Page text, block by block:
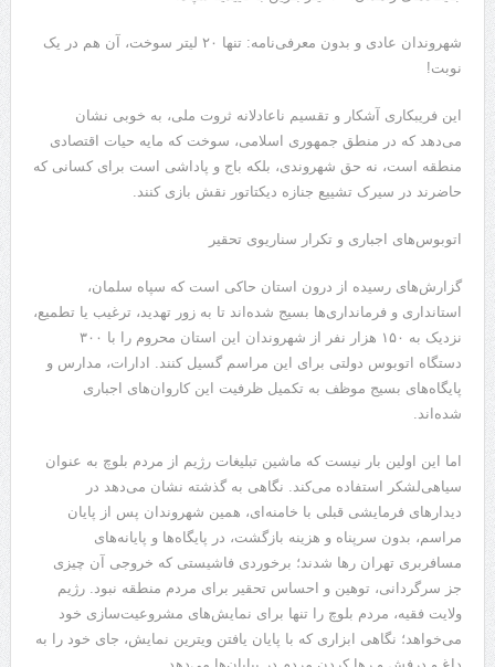
​شهروندان عادی و بدون معرفی‌نامه: تنها ۲۰ لیتر سوخت، آن هم در یک
نوبت!
​این فریبکاری آشکار و تقسیم ناعادلانه ثروت ملی، به خوبی نشان
می‌دهد که در منطق جمهوری اسلامی، سوخت که مایه حیات اقتصادی
منطقه است، نه حق شهروندی، بلکه باج و پاداشی است برای کسانی که
حاضرند در سیرک تشییع جنازه دیکتاتور نقش بازی کنند.
​اتوبوس‌های اجباری و تکرار سناریوی تحقیر
​گزارش‌های رسیده از درون استان حاکی است که سپاه سلمان،
استانداری و فرمانداری‌ها بسیج شده‌اند تا به زور تهدید، ترغیب یا تطمیع،
نزدیک به ۱۵۰ هزار نفر از شهروندان این استان محروم را با ۳۰۰
دستگاه اتوبوس دولتی برای این مراسم گسیل کنند. ادارات، مدارس و
پایگاه‌های بسیج موظف به تکمیل ظرفیت این کاروان‌های اجباری
شده‌اند.
​اما این اولین بار نیست که ماشین تبلیغات رژیم از مردم بلوچ به عنوان
سیاهی‌لشکر استفاده می‌کند. نگاهی به گذشته نشان می‌دهد در
دیدارهای فرمایشی قبلی با خامنه‌ای، همین شهروندان پس از پایان
مراسم، بدون سرپناه و هزینه بازگشت، در پایگاه‌ها و پایانه‌های
مسافربری تهران رها شدند؛ برخوردی فاشیستی که خروجی آن چیزی
جز سرگردانی، توهین و احساس تحقیر برای مردم منطقه نبود. رژیم
ولایت فقیه، مردم بلوچ را تنها برای نمایش‌های مشروعیت‌سازی خود
می‌خواهد؛ نگاهی ابزاری که با پایان یافتن ویترین نمایش، جای خود را به